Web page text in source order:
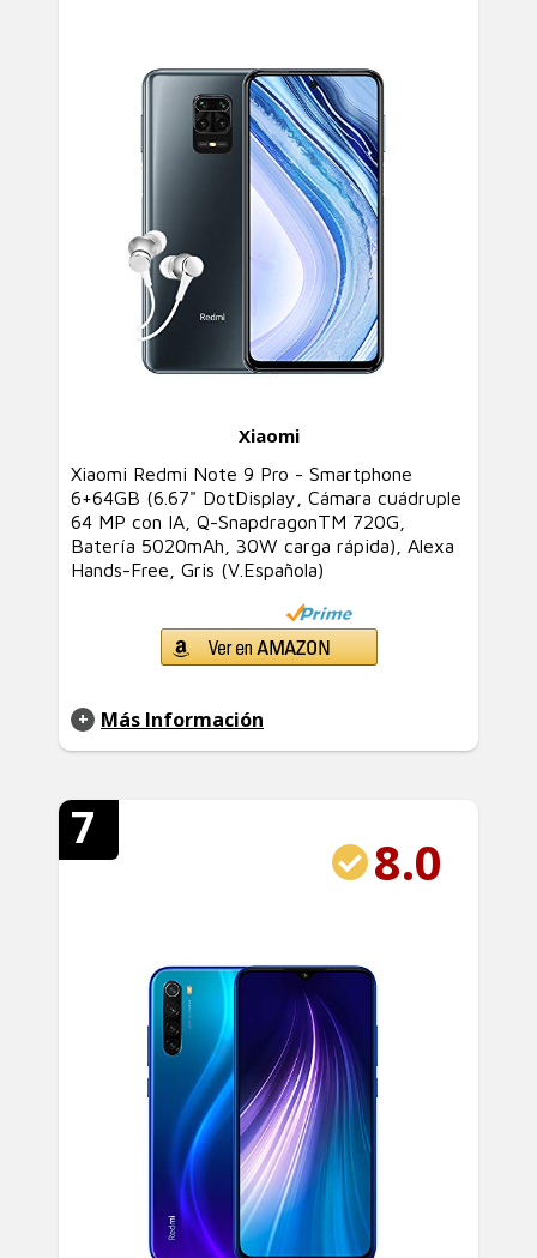
Xiaomi
Xiaomi Redmi Note 9 Pro - Smartphone
6+64GB (6.67" DotDisplay, Cámara cuádruple
64 MP con IA, Q-SnapdragonTM 720G,
Batería 5020mAh, 30W carga rápida), Alexa
Hands-Free, Gris (V.Española)
Más Información
7
8.0